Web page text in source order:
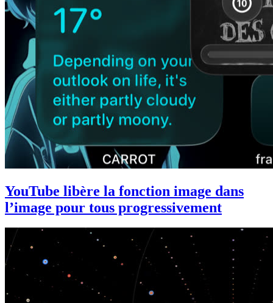
YouTube libère la fonction image dans
l’image pour tous progressivement